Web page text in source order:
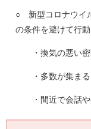
○ 新型コロナウイ
の条件を避けて行
・換気の悪い密
・多数が集まる
・間近で会話や